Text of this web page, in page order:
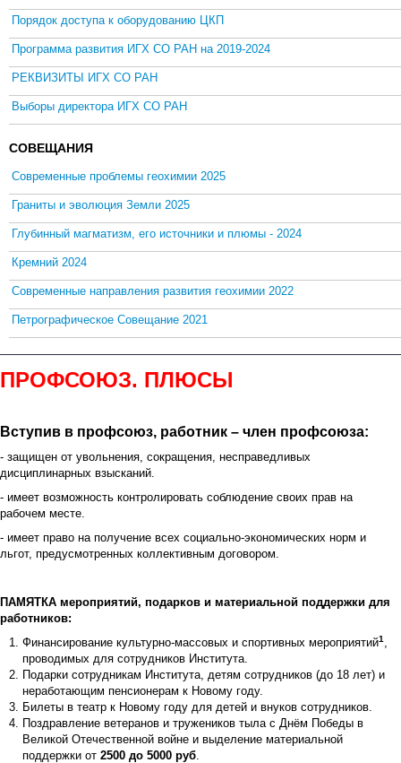
Порядок доступа к оборудованию ЦКП
Программа развития ИГХ СО РАН на 2019-2024
РЕКВИЗИТЫ ИГХ СО РАН
Выборы директора ИГХ СО РАН
СОВЕЩАНИЯ
Современные проблемы геохимии 2025
Граниты и эволюция Земли 2025
Глубинный магматизм, его источники и плюмы - 2024
Кремний 2024
Современные направления развития геохимии 2022
Петрографическое Совещание 2021
ПРОФСОЮЗ. ПЛЮСЫ
Вступив в профсоюз, работник – член профсоюза:
- защищен от увольнения, сокращения, несправедливых
дисциплинарных взысканий.
- имеет возможность контролировать соблюдение своих прав на
рабочем месте.
- имеет право на получение всех социально-экономических норм и
льгот, предусмотренных коллективным договором.
ПАМЯТКА мероприятий, подарков и материальной поддержки для
работников:
Финансирование культурно-массовых и спортивных мероприятий1 ,
проводимых для сотрудников Института.
Подарки сотрудникам Института, детям сотрудников (до 18 лет) и
неработающим пенсионерам к Новому году.
Билеты в театр к Новому году для детей и внуков сотрудников.
Поздравление ветеранов и тружеников тыла с Днём Победы в
Великой Отечественной войне и выделение материальной
поддержки от 2500 до 5000 руб.